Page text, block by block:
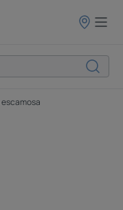
Puntos